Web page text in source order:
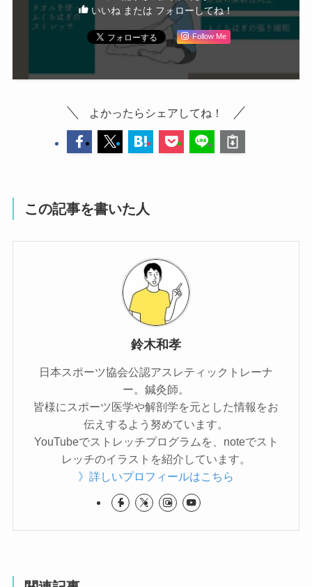
いいね または フォローしてね！
Follow Me
よかったらシェアしてね！
この記事を書いた人
鈴木和孝
日本スポーツ協会公認アスレティックトレーナ
ー。鍼灸師。
皆様にスポーツ医学や解剖学を元とした情報をお
伝えするよう努めています。
YouTubeでストレッチプログラムを、noteでスト
レッチのイラストを紹介しています。
》詳しいプロフィールはこちら